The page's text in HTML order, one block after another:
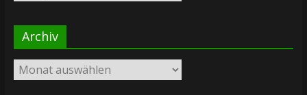
Archiv
Archiv